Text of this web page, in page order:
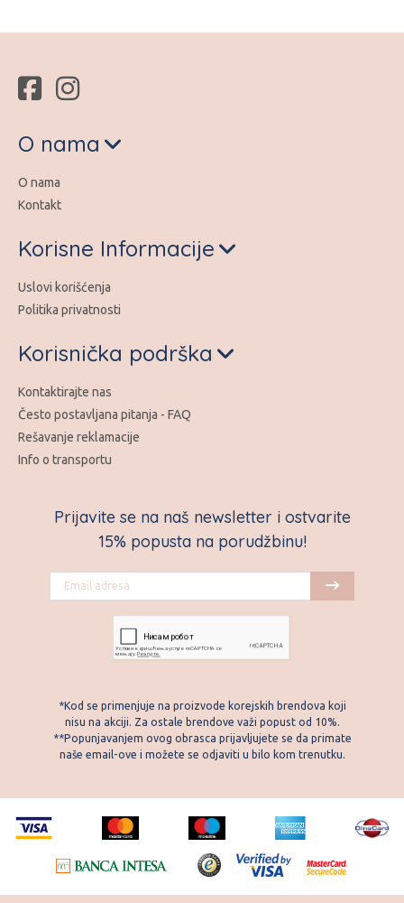
Prijavite se na naš newsletter i ostvarite
15% popusta na porudžbinu!
*Kod se primenjuje na proizvode korejskih brendova koji
nisu na akciji. Za ostale brendove važi popust od 10%.
**Popunjavanjem ovog obrasca prijavljujete se da primate
naše email-ove i možete se odjaviti u bilo kom trenutku.
O nama
O nama
Kontakt
Korisne Informacije
Uslovi korišćenja
Politika privatnosti
Korisnička podrška
Kontaktirajte nas
Često postavljana pitanja - FAQ
Rešavanje reklamacije
Info o transportu